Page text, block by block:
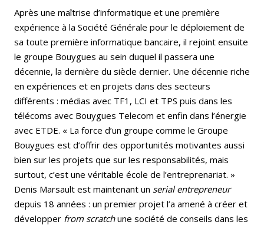
Après une maîtrise d’informatique et une première
expérience à la Société Générale pour le déploiement de
sa toute première informatique bancaire, il rejoint ensuite
le groupe Bouygues au sein duquel il passera une
décennie, la dernière du siècle dernier. Une décennie riche
en expériences et en projets dans des secteurs
différents : médias avec TF1, LCI et TPS puis dans les
télécoms avec Bouygues Telecom et enfin dans l’énergie
avec ETDE. « La force d’un groupe comme le Groupe
Bouygues est d’offrir des opportunités motivantes aussi
bien sur les projets que sur les responsabilités, mais
surtout, c’est une véritable école de l’entreprenariat. »
Denis Marsault est maintenant un serial entrepreneur
depuis 18 années : un premier projet l’a amené à créer et
développer from scratchune société de conseils dans les